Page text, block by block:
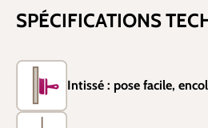
SPÉCIFICATIONS
Intissé : pose facile,